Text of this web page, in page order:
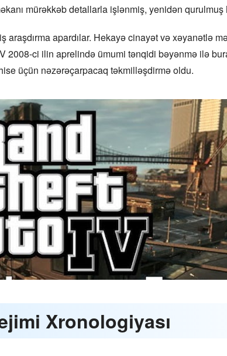
mürəkkəb detallarla işlənmiş, yenidən
apardılar. Hekayə cinayət və xəyanətlə
ci ilin aprelində ümumi tənqidi bəyənmə ilə
üçün nəzərəçarpacaq təkmilləşdirmə oldu.
Xronologiyası